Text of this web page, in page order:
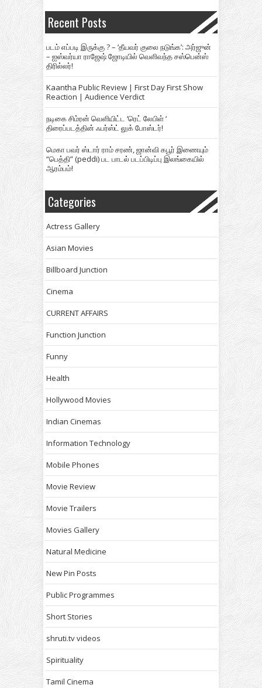
Recent Posts
படம் எப்படி இருக்கு ? – ‘தீயவர் குலை நடுங்க’: அர்ஜுன்
– ஐஸ்வர்யா ராஜேஷ் ஜோடியில் வெளிவந்த சஸ்பென்ஸ்
திரில்லர்!
Kaantha Public Review | First Day First Show
Reaction | Audience Verdict
நடிகை சிம்ரன் வெளியிட்ட ‘ரெட் லேபிள் ‘
திரைப்படத்தின் ஃபர்ஸ்ட் லுக் போஸ்டர்!
மெகா பவர் ஸ்டார் ராம் சரண், ஜான்வி கபூர் இணையும்
“பெத்தி” (peddi) பட பாடல் படப்பிடிப்பு இலங்கையில்
ஆரம்பம்!
Categories
Actress Gallery
Asian Movies
Billboard Junction
Cinema
CURRENT AFFAIRS
Function Junction
Funny
Health
Hollywood Movies
Indian Cinemas
Information Technology
Mobile Phones
Movie Review
Movie Trailers
Movies Gallery
Natural Medicine
New Pin Posts
Public Programmes
Short Stories
shruti.tv videos
Spirituality
Tamil Cinema